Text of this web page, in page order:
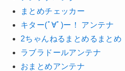
まとめチェッカー
キター(ﾟ∀ﾟ)ー！ アンテナ
2ちゃんねるまとめるまとめ
ラブラドールアンテナ
おまとめアンテナ